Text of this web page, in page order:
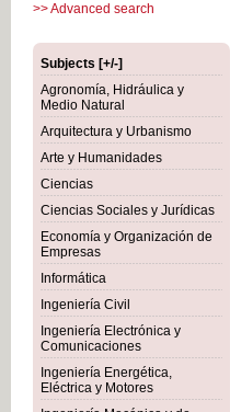
>> Advanced search
Subjects [+/-]
Agronomía, Hidráulica y
Medio Natural
Arquitectura y Urbanismo
Arte y Humanidades
Ciencias
Ciencias Sociales y Jurídicas
Economía y Organización de
Empresas
Informática
Ingeniería Civil
Ingeniería Electrónica y
Comunicaciones
Ingeniería Energética,
Eléctrica y Motores